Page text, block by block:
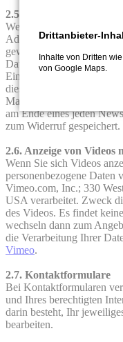
2.5. Abonnement des
Wenn Sie den Newsletter
Adresse erhoben und
gewünscht zustellen zu
Daten angeben. Die
Einwilligung begründet
diese Einwilligung
Mail an den
am Ende eines jeden
zum Widerruf gespeichert.
2.6. Anzeige von Videos
Wenn Sie sich Videos
personenbezogene Daten
Vimeo.com, Inc.; 330
USA verarbeitet. Zweck
des Videos. Es findet
wechseln dann zum
die Verarbeitung Ihrer
Vimeo.
2.7. Kontaktformulare
Bei Kontaktformularen
und Ihres berechtigten
darin besteht, Ihr
bearbeiten.
Drittanbieter-
Inhalte von Dritten
von Google Maps.